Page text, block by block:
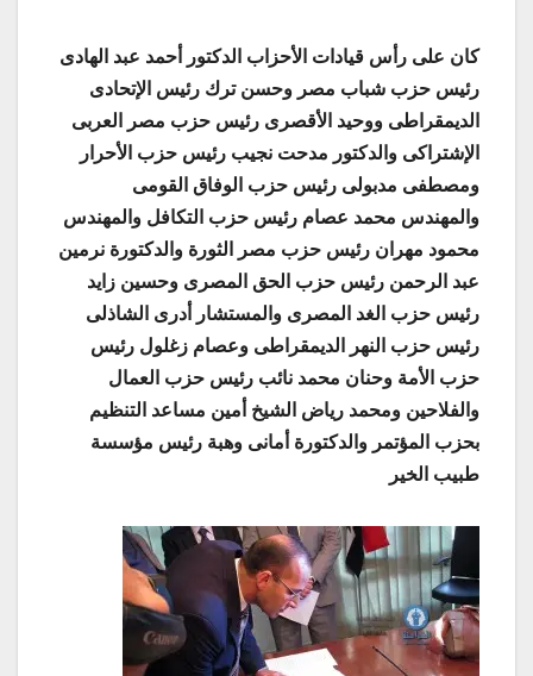
كان على رأس قيادات الأحزاب الدكتور أحمد عبد الهادى
رئيس حزب شباب مصر وحسن ترك رئيس الإتحادى
الديمقراطى ووحيد الأقصرى رئيس حزب مصر العربى
الإشتراكى والدكتور مدحت نجيب رئيس حزب الأحرار
ومصطفى مدبولى رئيس حزب الوفاق القومى
والمهندس محمد عصام رئيس حزب التكافل والمهندس
محمود مهران رئيس حزب مصر الثورة والدكتورة نرمين
عبد الرحمن رئيس حزب الحق المصرى وحسين زايد
رئيس حزب الغد المصرى والمستشار أدرى الشاذلى
رئيس حزب النهر الديمقراطى وعصام زغلول رئيس
حزب الأمة وحنان محمد نائب رئيس حزب العمال
والفلاحين ومحمد رياض الشيخ أمين مساعد التنظيم
بحزب المؤتمر والدكتورة أمانى وهبة رئيس مؤسسة
طبيب الخير